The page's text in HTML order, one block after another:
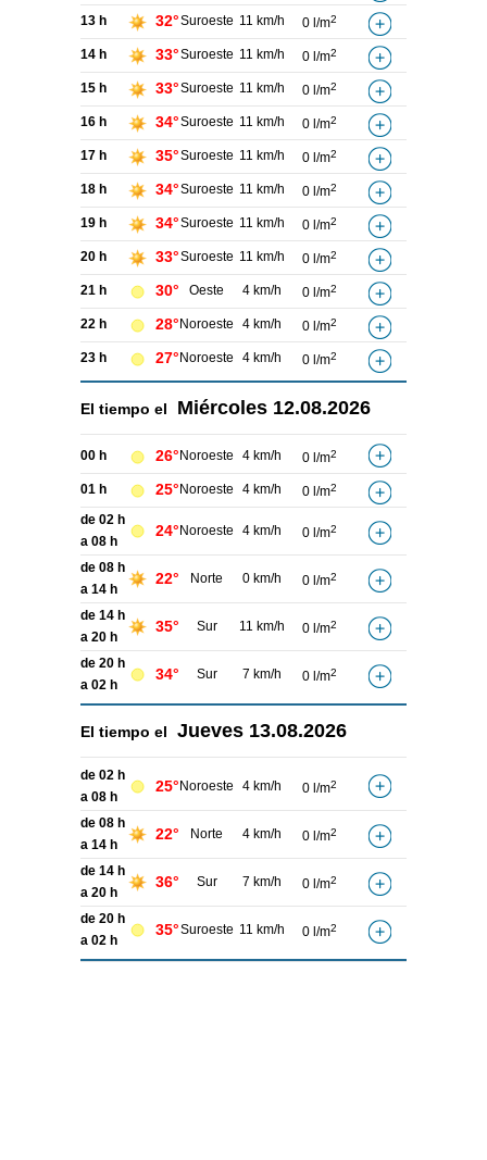
13 h 32°Suroeste 11 km/h 0 l/m2
14 h 33°Suroeste 11 km/h 0 l/m2
15 h 33°Suroeste 11 km/h 0 l/m2
16 h 34°Suroeste 11 km/h 0 l/m2
17 h 35°Suroeste 11 km/h 0 l/m2
18 h 34°Suroeste 11 km/h 0 l/m2
19 h 34°Suroeste 11 km/h 0 l/m2
20 h 33°Suroeste 11 km/h 0 l/m2
21 h 30° Oeste 4 km/h 0 l/m2
22 h 28° Noroeste 4 km/h 0 l/m2
23 h 27° Noroeste 4 km/h 0 l/m2
El tiempo el Miércoles 12.08.2026
00 h 26° Noroeste 4 km/h 0 l/m2
01 h 25° Noroeste 4 km/h 0 l/m2
de 02 h
a 08 h
24° Noroeste 4 km/h 0 l/m2
de 08 h
a 14 h
22° Norte 0 km/h 0 l/m2
de 14 h
a 20 h
35° Sur 11 km/h 0 l/m2
de 20 h
a 02 h
34° Sur 7 km/h 0 l/m2
El tiempo el Jueves 13.08.2026
de 02 h
a 08 h
25° Noroeste 4 km/h 0 l/m2
de 08 h
a 14 h
22° Norte 4 km/h 0 l/m2
de 14 h
a 20 h
36° Sur 7 km/h 0 l/m2
de 20 h
a 02 h
35°Suroeste 11 km/h 0 l/m2